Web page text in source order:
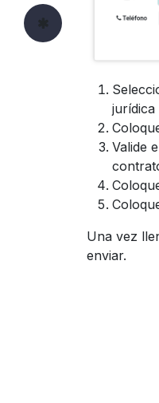
jurídica
Valide
Una vez
enviar.